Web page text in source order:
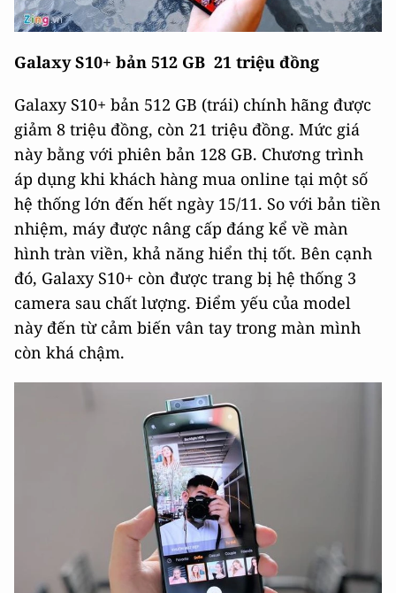
Galaxy S10+ bản 512 GB 21 triệu đồng
Galaxy S10+ bản 512 GB (trái) chính hãng được
giảm 8 triệu đồng, còn 21 triệu đồng. Mức giá
này bằng với phiên bản 128 GB. Chương trình
áp dụng khi khách hàng mua online tại một số
hệ thống lớn đến hết ngày 15/11. So với bản tiền
nhiệm, máy được nâng cấp đáng kể về màn
hình tràn viền, khả năng hiển thị tốt. Bên cạnh
đó, Galaxy S10+ còn được trang bị hệ thống 3
camera sau chất lượng. Điểm yếu của model
này đến từ cảm biến vân tay trong màn mình
còn khá chậm.